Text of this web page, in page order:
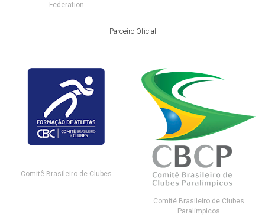
Federation
Parceiro Oficial
Comitê Brasileiro de Clubes
Comitê Brasileiro de Clubes
Paralímpicos